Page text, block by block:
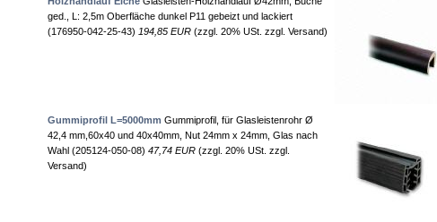
ged., L: 2,5m Oberfläche dunkel P11 gebeizt und lackiert
(176950-042-25-43) 194,85 EUR (zzgl. 20% USt. zzgl. Versand)
Gummiprofil L=5000mm Gummiprofil, für Glasleistenrohr Ø
42,4 mm,60x40 und 40x40mm, Nut 24mm x 24mm, Glas nach
Wahl (205124-050-08) 47,74 EUR (zzgl. 20% USt. zzgl.
Versand)